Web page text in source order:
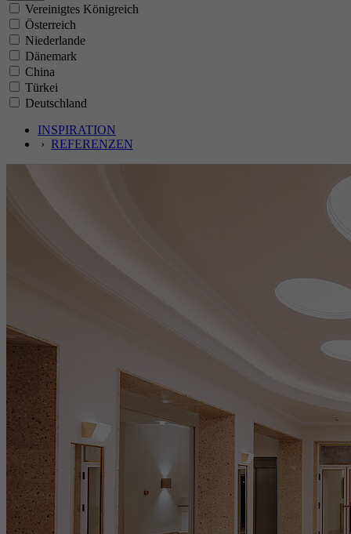
Vereinigtes Königreich
Österreich
Niederlande
Dänemark
China
Türkei
Deutschland
INSPIRATION
› REFERENZEN